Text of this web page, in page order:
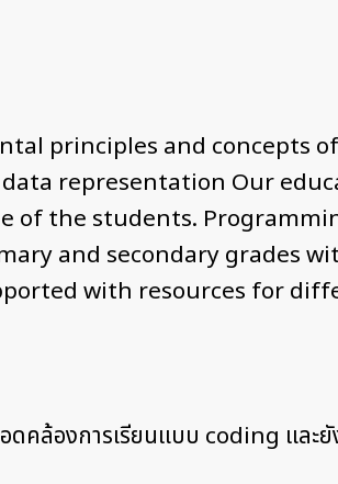
principles and concepts of
representation Our
of the students.
and secondary grades
with resources for
ดคล้องการเรียนแบบ coding และ